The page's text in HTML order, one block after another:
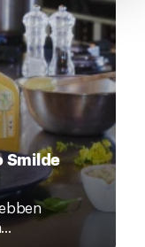
Smilde